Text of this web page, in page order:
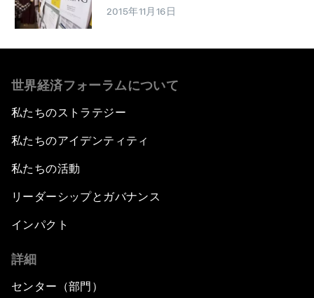
2015年11月16日
世界経済フォーラムについて
私たちのストラテジー
私たちのアイデンティティ
私たちの活動
リーダーシップとガバナンス
インパクト
詳細
センター（部門）